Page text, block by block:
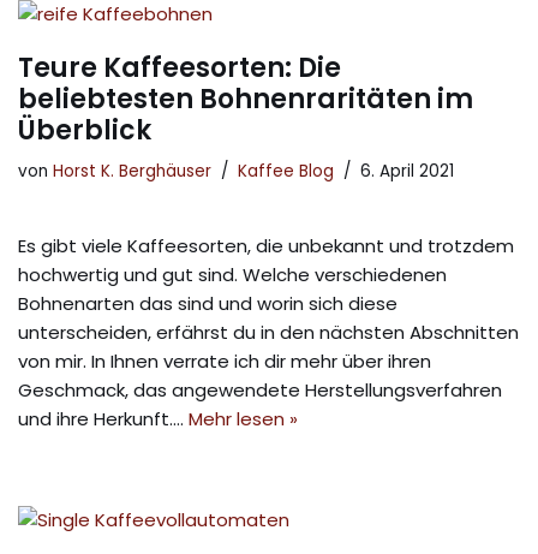
Teure Kaffeesorten: Die
beliebtesten Bohnenraritäten im
Überblick
von Horst K. Berghäuser Kaffee Blog 6. April 2021
Es gibt viele Kaffeesorten, die unbekannt und trotzdem
hochwertig und gut sind. Welche verschiedenen
Bohnenarten das sind und worin sich diese
unterscheiden, erfährst du in den nächsten Abschnitten
von mir. In Ihnen verrate ich dir mehr über ihren
Geschmack, das angewendete Herstellungsverfahren
und ihre Herkunft.… Mehr lesen »